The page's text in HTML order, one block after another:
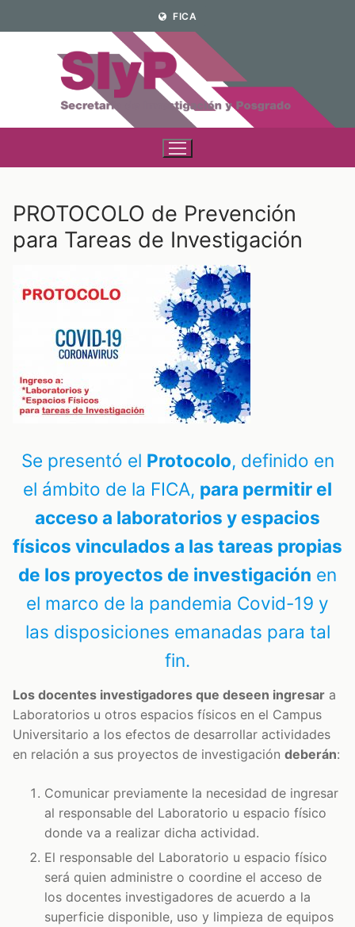
al
FICA
PROTOCOLO de Prevención
para Tareas de Investigación
Se presentó el Protocolo, definido en
el ámbito de la FICA, para permitir el
acceso a laboratorios y espacios
físicos vinculados a las tareas propias
de los proyectos de investigación en
el marco de la pandemia Covid-19 y
las disposiciones emanadas para tal
fin.
Los docentes investigadores que deseen ingresar a
Laboratorios u otros espacios físicos en el Campus
Universitario a los efectos de desarrollar actividades
en relación a sus proyectos de investigación deberán:
Comunicar previamente la necesidad de ingresar
al responsable del Laboratorio u espacio físico
donde va a realizar dicha actividad.
El responsable del Laboratorio u espacio físico
será quien administre o coordine el acceso de
los docentes investigadores de acuerdo a la
superficie disponible, uso y limpieza de equipos